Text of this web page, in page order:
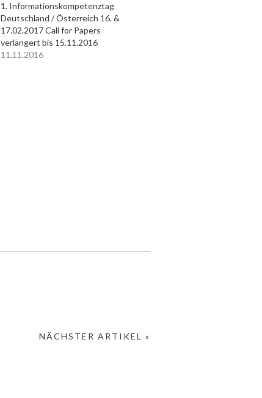
1. Informationskompetenztag
Deutschland / Österreich 16. &
17.02.2017 Call for Papers
verlängert bis 15.11.2016
11.11.2016
NÄCHSTER ARTIKEL »